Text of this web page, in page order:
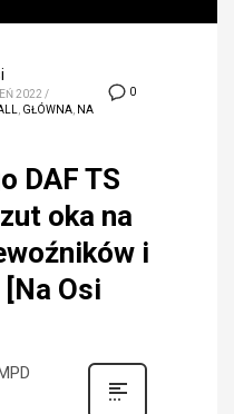
0
2022 /
, GŁÓWNA, NA
DAF TS
oka na
i
Osi